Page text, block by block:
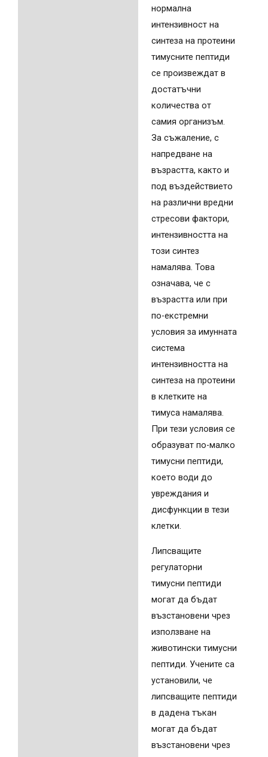
нормална
интензивност на
синтеза на протеини
тимусните пептиди
се произвеждат в
достатъчни
количества от
самия организъм.
За съжаление, с
напредване на
възрастта, както и
под въздействието
на различни вредни
стресови фактори,
интензивността на
този синтез
намалява. Това
означава, че с
възрастта или при
по-екстремни
условия за имунната
система
интензивността на
синтеза на протеини
в клетките на
тимуса намалява.
При тези условия се
образуват по-малко
тимусни пептиди,
което води до
увреждания и
дисфункции в тези
клетки.
Липсващите
регулаторни
тимусни пептиди
могат да бъдат
възстановени чрез
използване на
животински тимусни
пептиди. Учените са
установили, че
липсващите пептиди
в дадена тъкан
могат да бъдат
възстановени чрез